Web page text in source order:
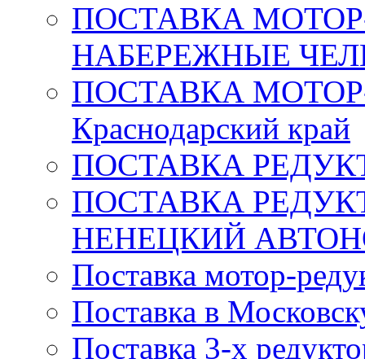
ПОСТАВКА
НАБЕРЕЖНЫЕ
ПОСТАВКА
Краснодарский край
ПОСТАВКА
ПОСТАВКА
НЕНЕЦКИЙ
Поставка мотор-
Поставка в
Поставка 3-х